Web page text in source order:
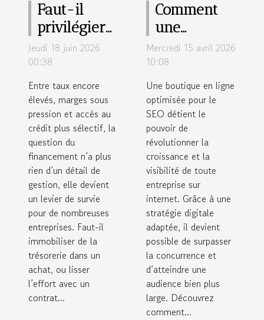
Faut-il
privilégier
le leasing
ou l’achat
pour
optimiser
votre
trésorerie ?
Jeudi 18 juin 2026
00:38
Entre taux encore
élevés, marges sous
pression et accès au
crédit plus sélectif, la
question du
financement n’a plus
rien d’un détail de
gestion, elle devient
un levier de survie
pour de nombreuses
entreprises. Faut-il
immobiliser de la
trésorerie dans un
achat, ou lisser
l’effort avec un
contrat...
Comment
une
boutique en
ligne
optimisée
SEO peut
transformer
votre
business ?
Mercredi 15 avril 2026
10:08
Une boutique en ligne
optimisée pour le
SEO détient le
pouvoir de
révolutionner la
croissance et la
visibilité de toute
entreprise sur
internet. Grâce à une
stratégie digitale
adaptée, il devient
possible de surpasser
la concurrence et
d’atteindre une
audience bien plus
large. Découvrez
comment...